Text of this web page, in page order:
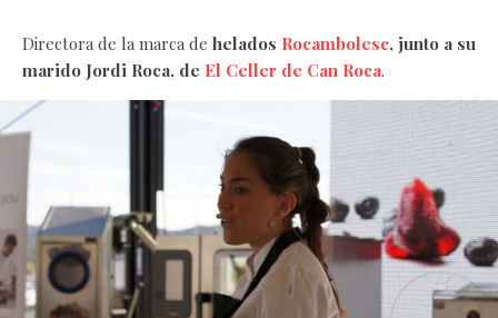
Directora de la marca de helados Rocambolesc, junto a su
marido Jordi Roca, de El Celler de Can Roca.